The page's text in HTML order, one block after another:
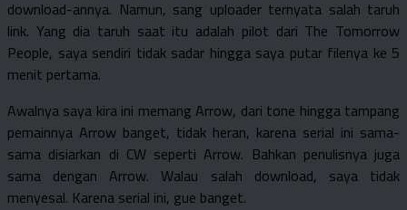
download-annya. Namun, sang uploader ternyata salah taruh
link. Yang dia taruh saat itu adalah pilot dari The Tomorrow
People, saya sendiri tidak sadar hingga saya putar filenya ke 5
menit pertama.
Awalnya saya kira ini memang Arrow, dari tone hingga tampang
pemainnya Arrow banget, tidak heran, karena serial ini sama-
sama disiarkan di CW seperti Arrow. Bahkan penulisnya juga
sama dengan Arrow. Walau salah download, saya tidak
menyesal. Karena serial ini, gue banget.